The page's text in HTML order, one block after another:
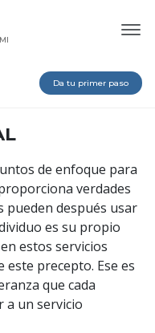
Da tu primer paso
de enfoque para
verdades
pueden después usar
es su propio
estos servicios
este precepto. Ese es
que cada
a un servicio